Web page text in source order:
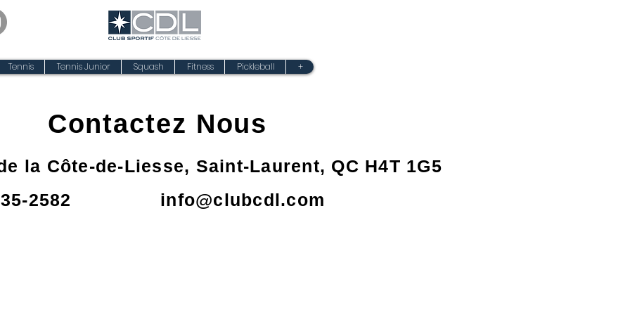
Tennis Tennis Junior Squash Fitness Pickleball +
Contactez Nous
la Côte-de-Liesse, Saint-Laurent, QC H4T 1G5
2582
info@clubcdl.com